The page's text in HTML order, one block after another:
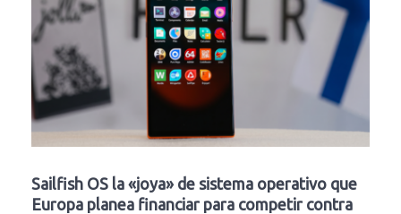
Sailfish OS la «joya» de sistema operativo que
Europa planea financiar para competir contra